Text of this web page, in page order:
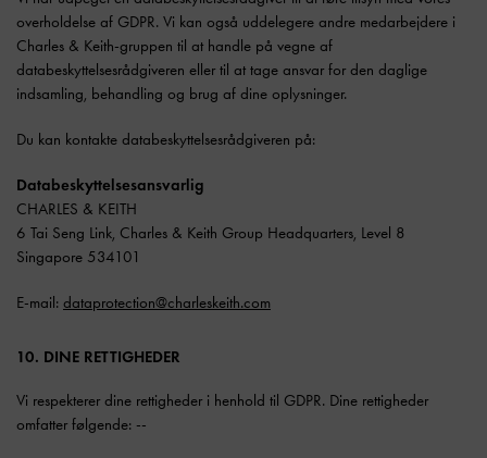
overholdelse af GDPR. Vi kan også uddelegere andre medarbejdere i
Charles & Keith-gruppen til at handle på vegne af
databeskyttelsesrådgiveren eller til at tage ansvar for den daglige
indsamling, behandling og brug af dine oplysninger.
Du kan kontakte databeskyttelsesrådgiveren på:
Databeskyttelsesansvarlig
CHARLES & KEITH
6 Tai Seng Link, Charles & Keith Group Headquarters, Level 8
Singapore 534101
E-mail: dataprotection@charleskeith.com
10. DINE RETTIGHEDER
Vi respekterer dine rettigheder i henhold til GDPR. Dine rettigheder
omfatter følgende: --